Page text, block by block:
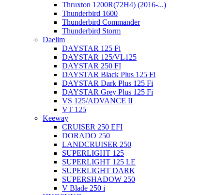
Thruxton 1200R(72H4) (2016-...)
Thunderbird 1600
Thunderbird Commander
Thunderbird Storm
Daelim
DAYSTAR 125 Fi
DAYSTAR 125/VL125
DAYSTAR 250 FI
DAYSTAR Black Plus 125 Fi
DAYSTAR Dark Plus 125 Fi
DAYSTAR Grey Plus 125 Fi
VS 125/ADVANCE II
VT 125
Keeway
CRUISER 250 EFI
DORADO 250
LANDCRUISER 250
SUPERLIGHT 125
SUPERLIGHT 125 LE
SUPERLIGHT DARK
SUPERSHADOW 250
V Blade 250 i